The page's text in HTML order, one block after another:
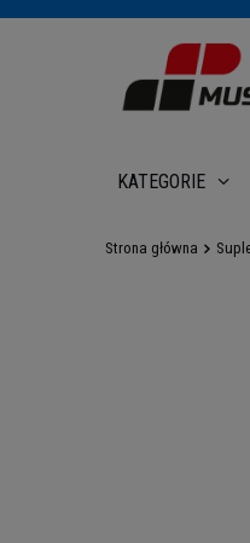
KATEGORIE
Strona główna